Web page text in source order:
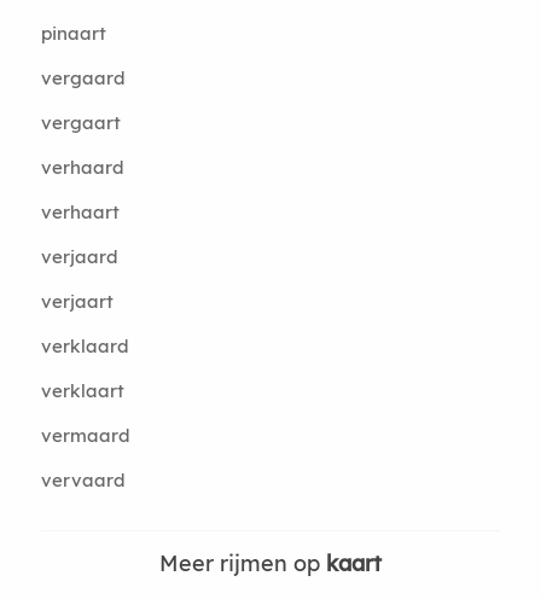
pinaart
vergaard
vergaart
verhaard
verhaart
verjaard
verjaart
verklaard
verklaart
vermaard
vervaard
Meer rijmen op kaart